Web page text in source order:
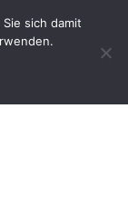
sich damit